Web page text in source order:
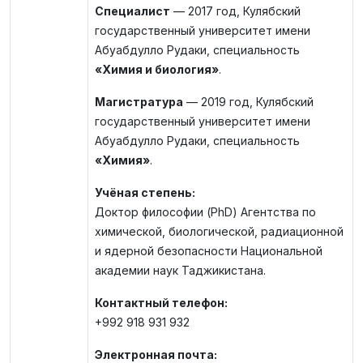
Специалист — 2017 год, Кулябский
государственный университет имени
Абуабдулло Рудаки, специальность
«Химия и биология».
Магистратура — 2019 год, Кулябский
государственный университет имени
Абуабдулло Рудаки, специальность
«Химия».
Учёная степень:
Доктор философии (PhD) Агентства по
химической, биологической, радиационной
и ядерной безопасности Национальной
академии наук Таджикистана.
Контактный телефон:
+992 918 931 932
Электронная почта: